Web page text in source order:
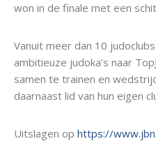
won in de finale met een
Vanuit meer dan 10
ambitieuze judoka’s naar
samen te trainen en
daarnaast lid van hun eigen
Uitslagen op https://